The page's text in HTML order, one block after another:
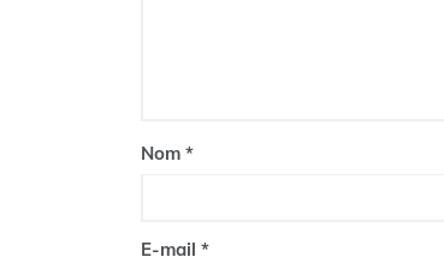
Nom *
E-mail *